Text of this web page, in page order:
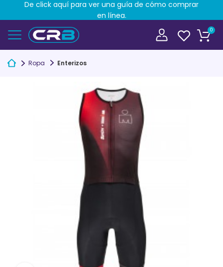
0
Ropa Enterizos
De click aquí para ver una guía de cómo comprar
en línea.